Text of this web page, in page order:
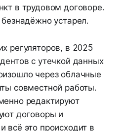
в трудовом договоре.
устарел.
регуляторов, в 2025
с утечкой данных
через облачные
совместной работы.
редактируют
договоры и
всё это происходит в